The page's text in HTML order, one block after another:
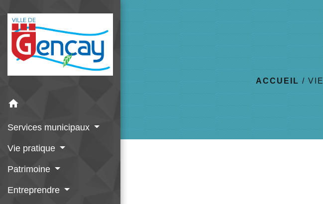
home
Services municipaux
Vie pratique
Patrimoine
Entreprendre
ACCUEIL /